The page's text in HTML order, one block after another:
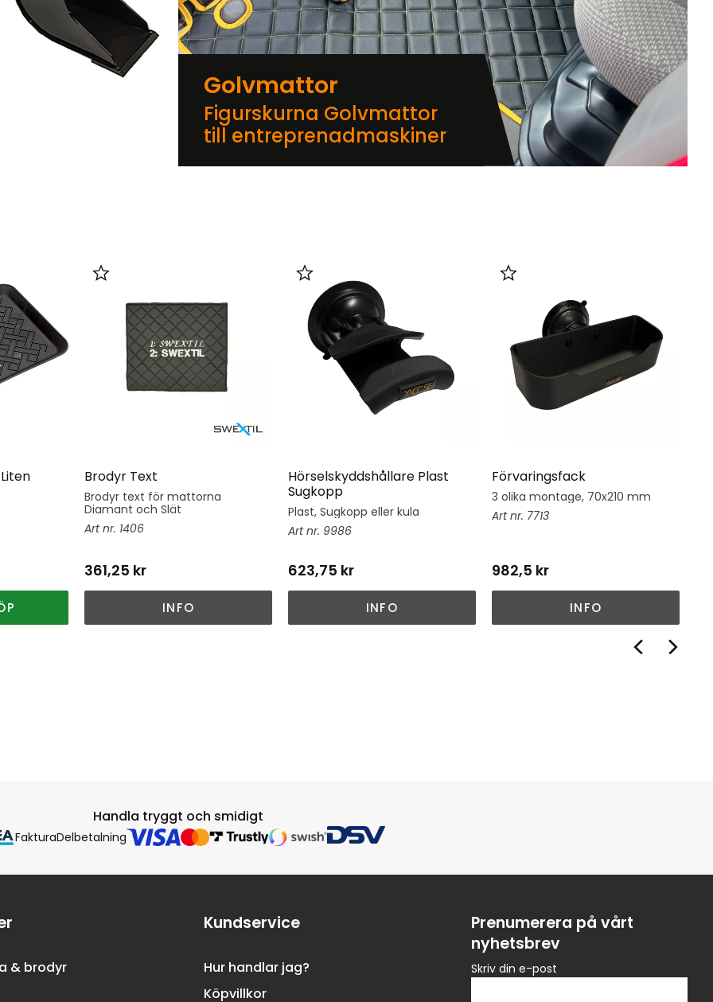
Golvmattor
Figurskurna Golvmattor
till entreprenadmaskiner
Brodyr Text
Brodyr text för mattorna
Diamant och Slät
1406
361,25 kr
Lägg till i favoriter
INFO
Hörselskyddshållare Plast
Sugkopp
Plast, Sugkopp eller kula
9986
623,75 kr
Lägg till i favoriter
INFO
Förvaringsfack
3 olika montage, 70x210 mm
7713
982,5 kr
Lägg till i favoriter
INFO
Handla tryggt och smidigt
FakturaDelbetalning
Prenumerera på vårt
nyhetsbrev
Skriv din e-post
& brodyr
Kundservice
Hur handlar jag?
Köpvillkor